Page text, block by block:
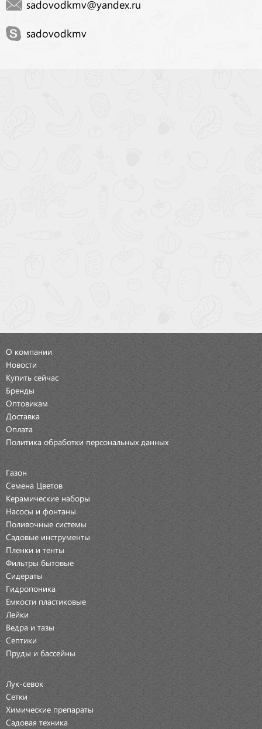
sadovodkmv@yandex.ru
sadovodkmv
О компании
Новости
Купить сейчас
Бренды
Оптовикам
Доставка
Оплата
Политика обработки персональных данных
Газон
Семена Цветов
Керамические наборы
Насосы и фонтаны
Поливочные системы
Садовые инструменты
Пленки и тенты
Фильтры бытовые
Сидераты
Гидропоника
Емкости пластиковые
Лейки
Ведра и тазы
Септики
Пруды и бассейны
Лук-севок
Сетки
Химические препараты
Садовая техника